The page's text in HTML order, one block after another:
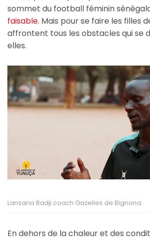
sommet du football féminin
faisable. Mais pour se faire les filles
affrontent tous les obstacles qui se
elles.
Lansana Badji coach Gazelles de Bignona
En dehors de la chaleur et des